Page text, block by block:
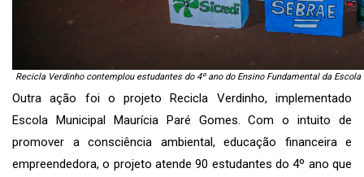
Recicla Verdinho contemplou estudantes do 4º ano do Ensino Fundamental da
Outra ação foi o projeto Recicla Verdinho, implementado
Escola Municipal Maurícia Paré Gomes. Com o intuito de
promover a consciência ambiental, educação financeira e
empreendedora, o projeto atende 90 estudantes do 4º ano que